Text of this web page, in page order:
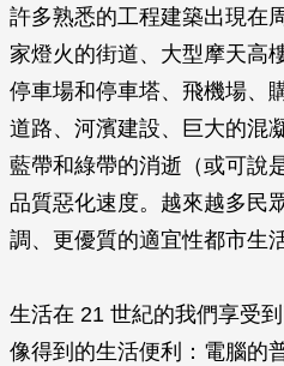
許多熟悉的工程建築出現在
家燈火的街道、大型摩天高
停車場和停車塔、飛機場、
道路、河濱建設、巨大的混
藍帶和綠帶的消逝（或可說
品質惡化速度。越來越多民
調、更優質的適宜性都市生
生活在 21 世紀的我們享受
像得到的生活便利：電腦的